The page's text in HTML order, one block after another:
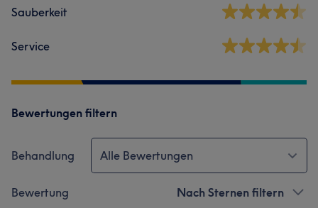
Sauberkeit
Service
Bewertungen filtern
Behandlung Alle Bewertungen
Bewertung Nach Sternen filtern